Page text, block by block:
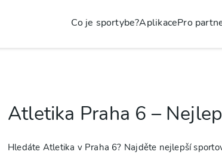
Co je sportybe?AplikacePro
Atletika Praha 6 –
Hledáte Atletika v Praha 6? Najděte nejlepší